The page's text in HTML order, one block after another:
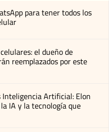
para tener todos los
el dueño de
reemplazados por este
Inteligencia Artificial: Elon
IA y la tecnología que